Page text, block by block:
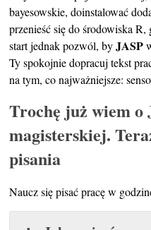
bayesowskie, doinstalować
przenieść się do środowiska
start jednak pozwól, byJASP
Ty spokojnie dopracuj tekst
na tym, co najważniejsze:
Trochę już wiem
magisterskiej.
pisania
Naucz się pisać pracę w